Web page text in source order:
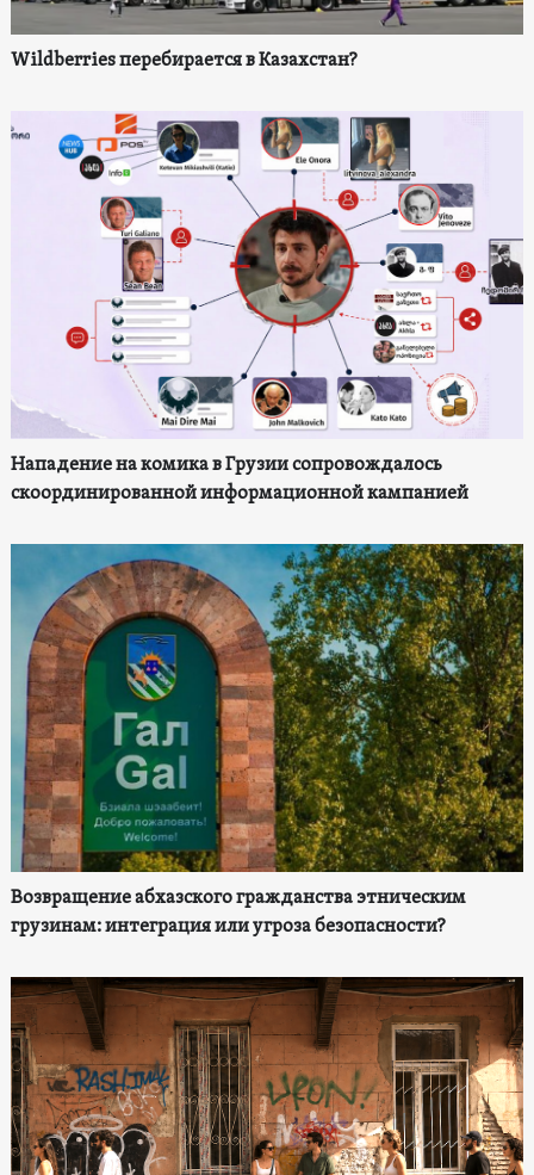
Wildberries перебирается в Казахстан?
Нападение на комика в Грузии сопровождалось
скоординированной информационной кампанией
Возвращение абхазского гражданства этническим
грузинам: интеграция или угроза безопасности?